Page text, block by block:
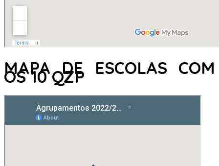
MAPA DE ESCOLAS COM
OS 10 QZP